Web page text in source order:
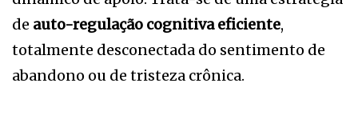
de auto-regulação cognitiva eficiente,
totalmente desconectada do sentimento de
abandono ou de tristeza crônica.